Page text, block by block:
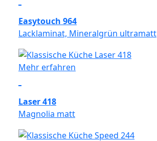
Easytouch 964
Lacklaminat, Mineralgrün ultramatt
Mehr erfahren
Laser 418
Magnolia matt